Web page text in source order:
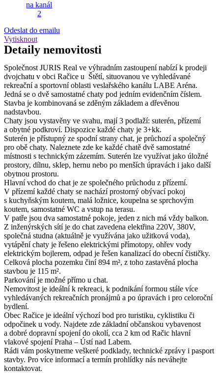
Odeslat do emailu
Vytisknout
Detaily nemovitosti
Společnost JURIS Real ve výhradním zastoupení nabízí k prodeji
dvojchatu v obci Račice u Štětí, situovanou ve vyhledávané
rekreační a sportovní oblasti veslařského kanálu LABE Aréna.
Jedná se o dvě samostatné chaty pod jedním evidenčním číslem.
Stavba je kombinovaná se zděným základem a dřevěnou
nadstavbou.
Chaty jsou vystavěny ve svahu, mají 3 podlaží: suterén, přízemí
a obytné podkroví. Dispozice každé chaty je 3+kk.
Suterén je přístupný ze spodní strany chat, je průchozí a společný
pro obě chaty. Naleznete zde ke každé chatě dvě samostatné
místnosti s technickým zázemím. Suterén lze využívat jako úložné
prostory, dílnu, sklep, hernu nebo po menších úpravách i jako další
obytnou prostoru.
Hlavní vchod do chat je ze společného průchodu z přízemí.
V přízemí každé chaty se nachází prostorný obývací pokoj
s kuchyňským koutem, malá ložnice, koupelna se sprchovým
koutem, samostatné WC a vstup na terasu.
V patře jsou dva samostatné pokoje, jeden z nich má vždy balkon.
Z inženýrských sítí je do chat zavedena elektřina 220V, 380V,
společná studna (aktuálně je využívána jako užitková voda),
vytápění chaty je řešeno elektrickými přímotopy, ohřev vody
elektrickým bojlerem, odpad je řešen kanalizací do obecní čističky.
Celková plocha pozemku činí 894 m², z toho zastavěná plocha
stavbou je 115 m².
Parkování je možné přímo u chat.
Nemovitost je ideální k rekreaci, k podnikání formou stále více
vyhledávaných rekreačních pronájmů a po úpravách i pro celoroční
bydlení.
Obec Račice je ideální výchozí bod pro turistiku, cyklistiku či
odpočinek u vody. Najdete zde základní občanskou vybavenost
a dobré dopravní spojení do okolí, cca 2 km od Račic hlavní
vlakové spojení Praha – Ústí nad Labem.
Rádi vám poskytneme veškeré podklady, technické zprávy i pasport
stavby. Pro více informací a termín prohlídky nás neváhejte
kontaktovat.